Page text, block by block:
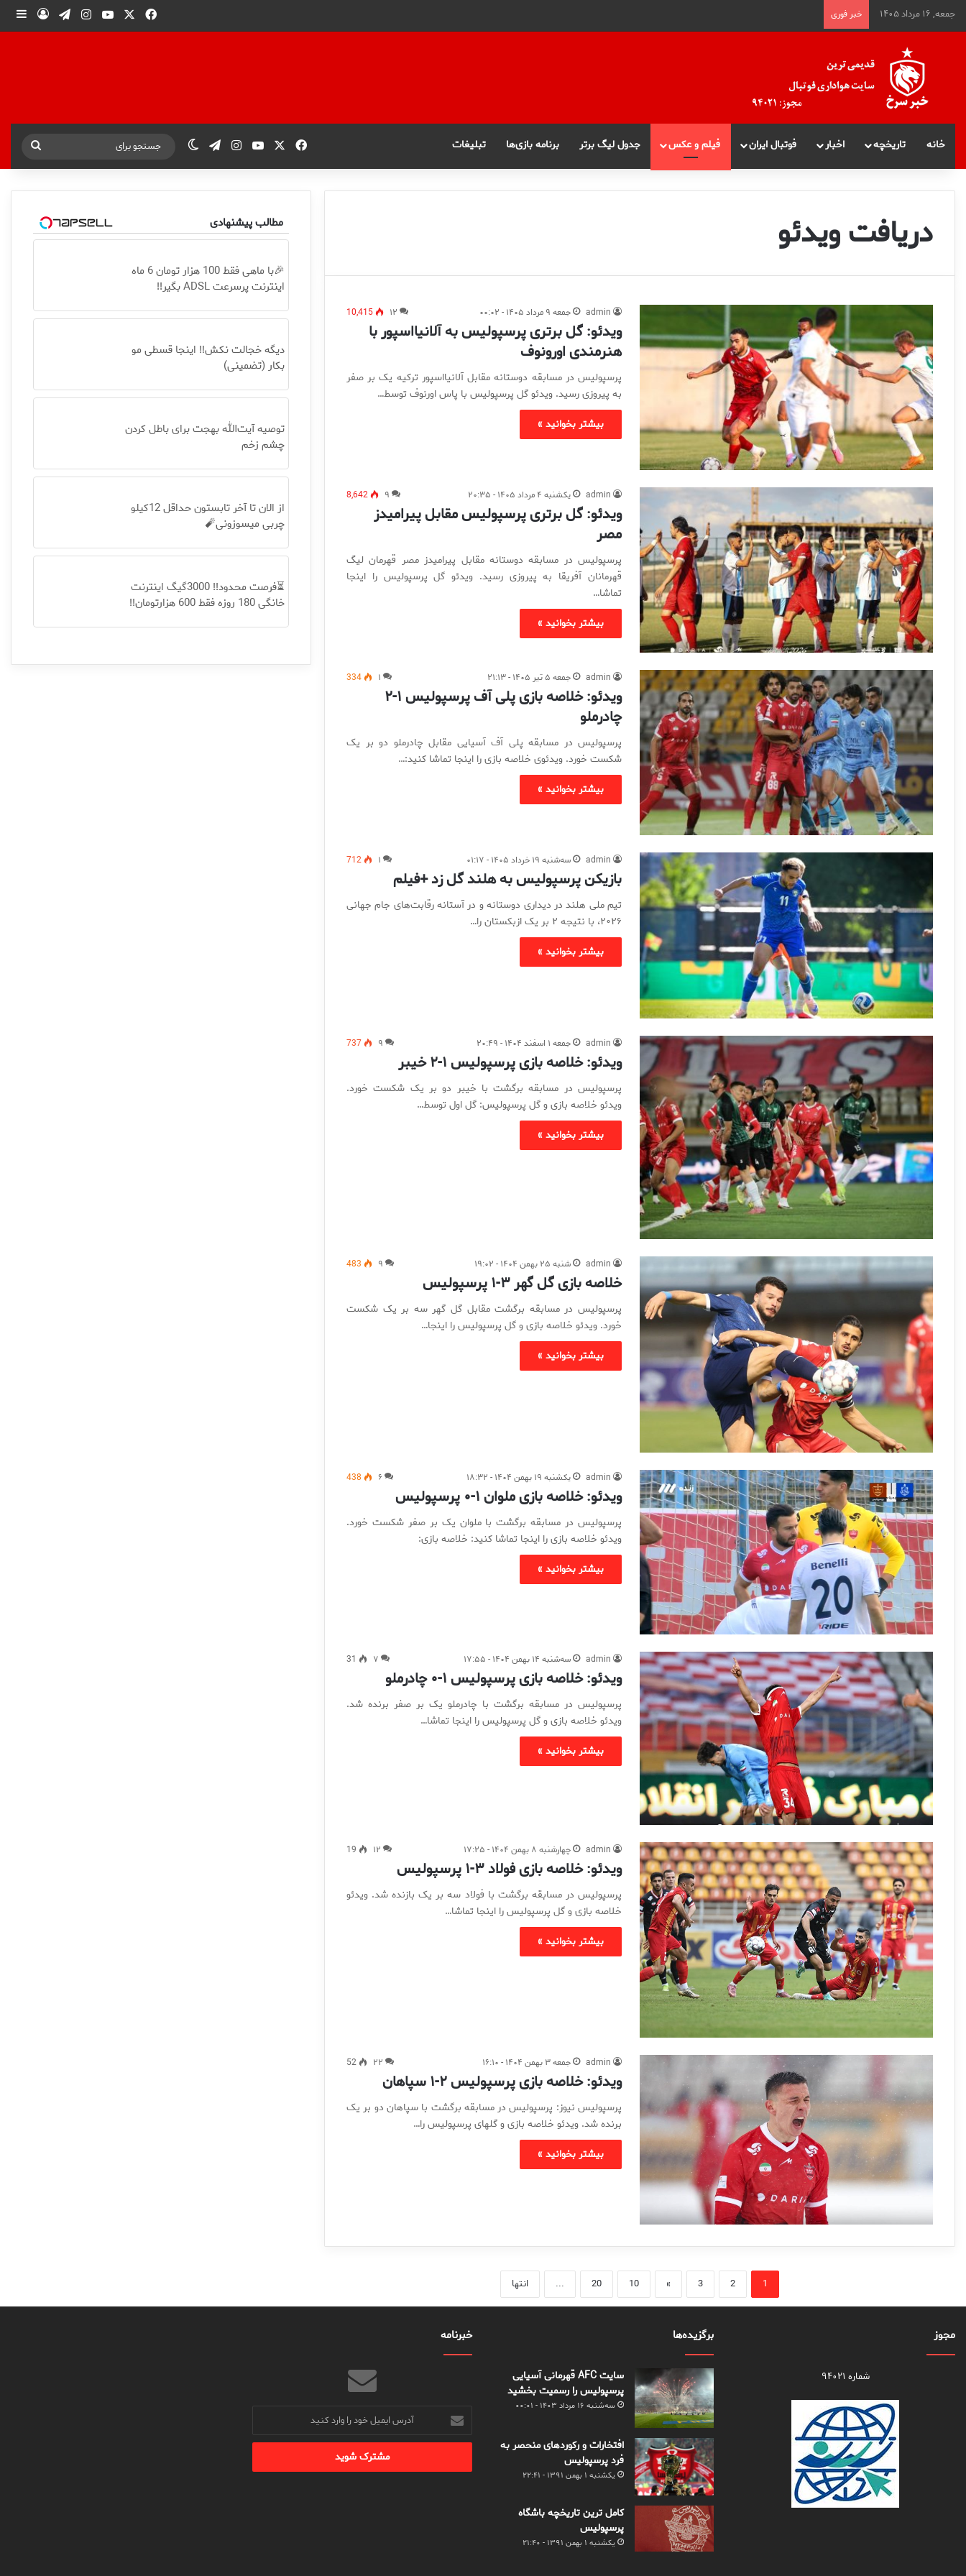
جمعه, ۱۶ مرداد ۱۴۰۵ خبر فوری فیس بوکیوتیوباینستاگرام
تلگرامورود
خانه تاریخچه اخبار فوتبال ایران فیلم و عکس جدول لیگ برتر برنامه بازی‌ها تبلیغات فیس بوکیوتیوباینستاگرام
تلگرامتغییر پوسته
جستجو
برای
دریافت ویدئو
admin جمعه ۹ مرداد ۱۴۰۵ - ۰۰:۰۲ ۱۲ 10,415
ویدئو: گل برتری پرسپولیس به آلانیااسپور با
هنرمندی اورونوف
پرسپولیس در مسابقه دوستانه مقابل آلانیااسپور ترکیه یک بر صفر
به پیروزی رسید. ویدئو گل پرسپولیس با پاس اورنوف توسط…
بیشتر بخوانید »
admin یکشنبه ۴ مرداد ۱۴۰۵ - ۲۰:۳۵ ۹ 8,642
ویدئو: گل برتری پرسپولیس مقابل پیرامیدز
مصر
پرسپولیس در مسابقه دوستانه مقابل پیرامیدز مصر قهرمان لیگ
قهرمانان آفریقا به پیروزی رسید. ویدئو گل پرسپولیس را اینجا
تماشا…
بیشتر بخوانید »
admin جمعه ۵ تیر ۱۴۰۵ - ۲۱:۱۳ ۱ 334
ویدئو: خلاصه بازی پلی آف پرسپولیس ۱-۲
چادرملو
پرسپولیس در مسابقه پلی آف آسیایی مقابل چادرملو دو بر یک
شکست خورد. ویدئوی خلاصه بازی را اینجا تماشا کنید:…
بیشتر بخوانید »
admin سه‌شنبه ۱۹ خرداد ۱۴۰۵ - ۰۱:۱۷ ۱ 712
بازیکن پرسپولیس به هلند گل زد +فیلم
تیم ملی هلند در دیداری دوستانه و در آستانه رقابت‌های جام جهانی
۲۰۲۶، با نتیجه ۲ بر یک ازبکستان را…
بیشتر بخوانید »
admin جمعه ۱ اسفند ۱۴۰۴ - ۲۰:۴۹ ۹ 737
ویدئو: خلاصه بازی پرسپولیس ۱-۲ خیبر
پرسپولیس در مسابقه برگشت با خیبر دو بر یک شکست خورد.
ویدئو خلاصه بازی و گل پرسپولیس: گل اول توسط…
بیشتر بخوانید »
admin شنبه ۲۵ بهمن ۱۴۰۴ - ۱۹:۰۲ ۹ 483
خلاصه بازی گل گهر ۳-۱ پرسپولیس
پرسپولیس در مسابقه برگشت مقابل گل گهر سه بر یک شکست
خورد. ویدئو خلاصه بازی و گل پرسپولیس را اینجا…
بیشتر بخوانید »
admin یکشنبه ۱۹ بهمن ۱۴۰۴ - ۱۸:۳۲ ۶ 438
ویدئو: خلاصه بازی ملوان ۱-۰ پرسپولیس
پرسپولیس در مسابقه برگشت با ملوان یک بر صفر شکست خورد.
ویدئو خلاصه بازی را اینجا تماشا کنید: خلاصه بازی:
بیشتر بخوانید »
admin سه‌شنبه ۱۴ بهمن ۱۴۰۴ - ۱۷:۵۵ ۷ 31
ویدئو: خلاصه بازی پرسپولیس ۱-۰ چادرملو
پرسپولیس در مسابقه برگشت با چادرملو یک بر صفر برنده شد.
ویدئو خلاصه بازی و گل پرسپولیس را اینجا تماشا…
بیشتر بخوانید »
admin چهارشنبه ۸ بهمن ۱۴۰۴ - ۱۷:۲۵ ۱۲ 19
ویدئو: خلاصه بازی فولاد ۳-۱ پرسپولیس
پرسپولیس در مسابقه برگشت با فولاد سه بر یک بازنده شد. ویدئو
خلاصه بازی و گل پرسپولیس را اینجا تماشا…
بیشتر بخوانید »
admin جمعه ۳ بهمن ۱۴۰۴ - ۱۶:۱۰ ۲۲ 52
ویدئو: خلاصه بازی پرسپولیس ۲-۱ سپاهان
پرسپولیس نیوز: پرسپولیس در مسابقه برگشت با سپاهان دو بر یک
برنده شد. ویدئو خلاصه بازی و گلهای پرسپولیس را…
بیشتر بخوانید »
1
2
3
»
10
20
... انتها
مطالب پیشنهادی
🎉با ماهی فقط 100 هزار تومان 6 ماه
اینترنت پرسرعت ADSL بگیر!!
دیگه خجالت نکش‼️ اینجا قسطی مو
بکار (تضمینی)
توصیه آیت‌الله بهجت برای باطل کردن
چشم زخم
از الان تا آخر تابستون حداقل 12کیلو
چربی میسوزونی🧨
⏳فرصت محدود!! 3000گیگ اینترنت
خانگی 180 روزه فقط 600 هزارتومان!!
مجوز
شماره ۹۴۰۲۱
برگزیده‌ها
سایت AFC قهرمانی آسیایی
پرسپولیس را رسمیت بخشید
سه‌شنبه ۱۶ مرداد ۱۴۰۳ - ۰۰:۰۱
افتخارات و رکوردهای منحصر به
فرد پرسپولیس
یکشنبه ۱ بهمن ۱۳۹۱ - ۲۲:۴۱
کامل ترین تاریخچه باشگاه
پرسپولیس
یکشنبه ۱ بهمن ۱۳۹۱ - ۲۱:۴۰
خبرنامه
آدرس
ایمیل
خود
وارد